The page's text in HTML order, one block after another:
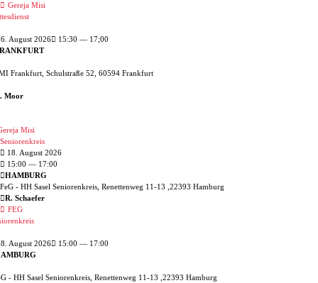
Gereja Misi
August 2026
15:30 — 17;00
Frankfurt, Schulstraße 52, 60594 Frankfurt
Moor
Misi
Seniorenkreis
18. August 2026
15:00 — 17:00
HAMBURG
FeG - HH Sasel Seniorenkreis, Renettenweg 11-13 ,22393 Hamburg
R. Schaefer
FEG
August 2026
15:00 — 17:00
- HH Sasel Seniorenkreis, Renettenweg 11-13 ,22393 Hamburg